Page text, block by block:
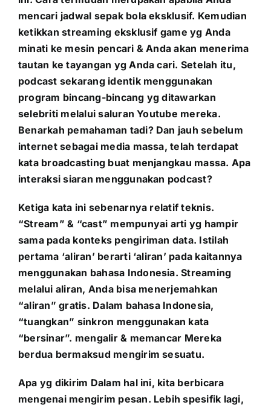
mencari jadwal sepak bola eksklusif. Kemudian
ketikkan streaming eksklusif game yg Anda
minati ke mesin pencari & Anda akan menerima
tautan ke tayangan yg Anda cari. Setelah itu,
podcast sekarang identik menggunakan
program bincang-bincang yg ditawarkan
selebriti melalui saluran Youtube mereka.
Benarkah pemahaman tadi? Dan jauh sebelum
internet sebagai media massa, telah terdapat
kata broadcasting buat menjangkau massa. Apa
interaksi siaran menggunakan podcast?
Ketiga kata ini sebenarnya relatif teknis.
“Stream” & “cast” mempunyai arti yg hampir
sama pada konteks pengiriman data. Istilah
pertama ‘aliran’ berarti ‘aliran’ pada kaitannya
menggunakan bahasa Indonesia. Streaming
melalui aliran, Anda bisa menerjemahkan
“aliran” gratis. Dalam bahasa Indonesia,
“tuangkan” sinkron menggunakan kata
“bersinar”. mengalir & memancar Mereka
berdua bermaksud mengirim sesuatu.
Apa yg dikirim Dalam hal ini, kita berbicara
mengenai mengirim pesan. Lebih spesifik lagi,